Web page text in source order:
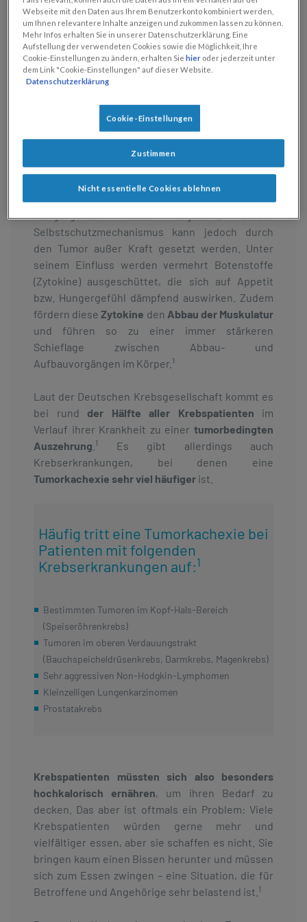
einem Kräfteverfall einhergeht.
Das hat damit zu tun, dass Krebs eine
„konsumierende“ Erkrankung ist: Unter dem
Einfluss des Tumors
Energiebedarf steigt und zur Energiegewinnung
werden vom Körper vermehrt Fette, aber auch
Muskeleiweiß „verbrannt“. Der Energie- und
Nährstoffbedarf ist also bei Krebserkrankungen
erhöht. Normalerweise reagiert der Körper auf
Fett- und Muskelverluste, indem er das
Hungergefühl herauf reguliert. Dieser
Selbstschutzmechanismus kann jedoch durch
den Tumor außer Kraft gesetzt werden. Unter
seinem Einfluss werden vermehrt Botenstoffe
(Zytokine) ausgeschüttet, die sich auf Appetit
bzw. Hungergefühl dämpfend auswirken. Zudem
fördern dieseZytokine den Abbau der Muskulatur
und führen so zu einer immer stärkeren
Schieflage zwischen Abbau- und
Aufbauvorgängen im Körper. 1
Laut der Deutschen Krebsgesellschaft kommt es
bei rund der Hälfte aller Krebspatienten im
Verlauf ihrer Krankheit zu einer tumorbedingten
Auszehrung 1
Es gibt allerdings auch
Krebserkrankungen, bei denen eine
Tumorkachexie sehr viel häufiger ist.
Häufig tritt eine Tumorkachexie bei
Patienten mit folgenden
Krebserkrankungen auf:1
Bestimmten Tumoren im Kopf-Hals-Bereich
(Speiseröhrenkrebs)
Tumoren im oberen Verdauungstrakt
(Bauchspeicheldrüsenkrebs, Darmkrebs, Magenkrebs)
Sehr aggressiven Non-Hodgkin-Lymphomen
Kleinzelligen Lungenkarzinomen
Prostatakrebs
Krebspatienten müssten sich also besonders
hochkalorisch ernähren, um ihren Bedarf zu
decken. Das aber ist oftmals ein Problem: Viele
Krebspatienten würden gerne mehr und
vielfältiger essen, aber sie schaffen es nicht. Sie
bringen kaum einen Bissen herunter und müssen
sich zum Essen zwingen – eine Situation, die für
Betroffene und Angehörige sehr belastend ist. 1
Webseite mit den Daten aus Ihrem Benutzerkonto kombiniert werden,
um Ihnen relevantere Inhalte anzeigen und zukommen lassen zu können.
Mehr Infos erhalten Sie in unserer Datenschutzerklärung. Eine
Aufstellung der verwendeten Cookies sowie die Möglichkeit, Ihre
Cookie-Einstellungen zu ändern, erhalten Sie hier oder jederzeit unter
dem Link "Cookie-Einstellungen" auf dieser Website.
Datenschutzerklärung
Cookie-Einstellungen
Nicht essentielle Cookies ablehnen
Zustimmen